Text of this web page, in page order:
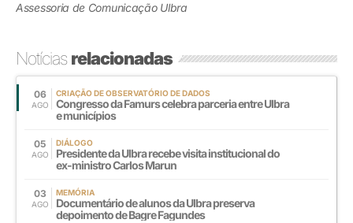
Assessoria de Comunicação Ulbra
Notíciasrelacionadas
06
AGO
CRIAÇÃO DE OBSERVATÓRIO DE DADOS
Congresso da Famurs celebra parceria entre Ulbra
e municípios
05
AGO
DIÁLOGO
Presidente da Ulbra recebe visita institucional do
ex-ministro Carlos Marun
03
AGO
MEMÓRIA
Documentário de alunos da Ulbra preserva
depoimento de Bagre Fagundes